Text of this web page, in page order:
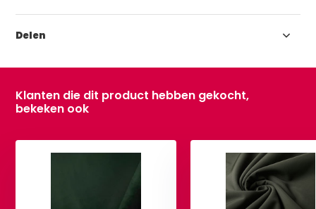
Delen
Klanten die dit product hebben gekocht,
bekeken ook